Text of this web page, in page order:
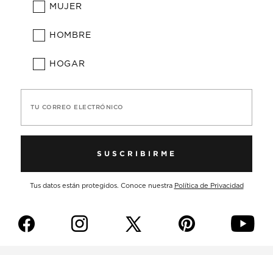
MUJER
HOMBRE
HOGAR
TU CORREO ELECTRÓNICO
SUSCRIBIRME
Tus datos están protegidos. Conoce nuestra Política de Privacidad
f i p y